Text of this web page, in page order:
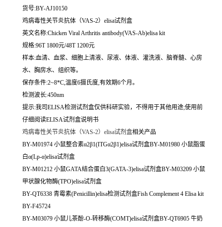
货号:BY-AJ10150
鸡病毒性关节炎抗体（VAS-2）elisa试剂盒
英文名称:Chicken Viral Arthritis antibody(VAS-Ab)elisa kit
规格:96T 1800元/48T 1200元
样本:血清、血浆、细胞上清液、尿液、体液、灌洗液、脑脊髓、心房
水、胸房水、组织等。
保存条件:2~8*C,温度6摄氏度,有效期6个月。
检测波长:450nm
提示:我司ELISA检测试剂盒仅供科研实验，不得用于其他用途;使用前
仔细阅读ELISA试剂盒说明书
鸡病毒性关节炎抗体（VAS-2）elisa试剂盒相关产品
BY-M01974 小鼠整合素α2β1(ITGα2β1)elisa试剂盒BY-M01980 小鼠脂蛋
白α(Lp-α)elisa试剂盒
BY-M01212 小鼠GATA结合蛋白3(GATA-3)elisa试剂盒BY-M03209 小鼠
甲状腺化物酶(TPO)elisa试剂盒
BY-QT6338 青霉素(Penicillin)elisa检测试剂盒Fish Complement 4 Elisa kit
BY-F45724
BY-M03079 小鼠儿茶酚-O-转移酶(COMT)elisa试剂盒BY-QT6905 牛奶